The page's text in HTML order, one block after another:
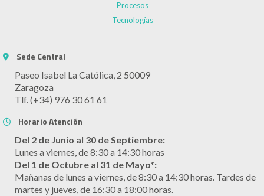
Procesos
Tecnologías
Sede Central
Paseo Isabel La Católica, 2 50009
Zaragoza
Tlf. (+34) 976 30 61 61
Horario Atención
Del 2 de Junio al 30 de Septiembre:
Lunes a viernes, de 8:30 a 14:30 horas
Del 1 de Octubre al 31 de Mayo*:
Mañanas de lunes a viernes, de 8:30 a 14:30 horas. Tardes de
martes y jueves, de 16:30 a 18:00 horas.